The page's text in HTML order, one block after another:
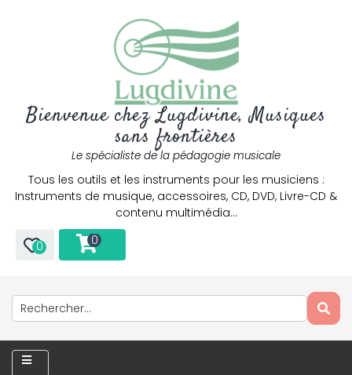
Bienvenue chez Lugdivine, Musiques
sans frontières
Le spécialiste de la pédagogie musicale
Tous les outils et les instruments pour les musiciens :
Instruments de musique, accessoires, CD, DVD, Livre-CD &
contenu multimédia…
0 0